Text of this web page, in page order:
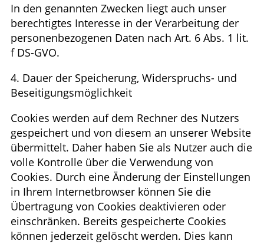
In den genannten Zwecken liegt auch unser
berechtigtes Interesse in der Verarbeitung der
personenbezogenen Daten nach Art. 6 Abs. 1 lit.
f DS-GVO.
4. Dauer der Speicherung, Widerspruchs- und
Beseitigungsmöglichkeit
Cookies werden auf dem Rechner des Nutzers
gespeichert und von diesem an unserer Website
übermittelt. Daher haben Sie als Nutzer auch die
volle Kontrolle über die Verwendung von
Cookies. Durch eine Änderung der Einstellungen
in Ihrem Internetbrowser können Sie die
Übertragung von Cookies deaktivieren oder
einschränken. Bereits gespeicherte Cookies
können jederzeit gelöscht werden. Dies kann